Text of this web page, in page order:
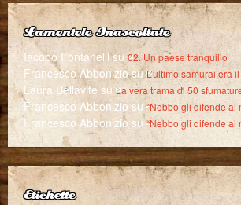
Lamentele Inascoltate
Iacopo Fontanellisu02. Un paese tranquillo
Francesco AbboniziosuL’ultimo samurai era
Laura Bellavite su La vera trama di 50
Francesco Abbonizio su“Nebbo gli difende ai
Francesco Abbonizio su“Nebbo gli difende ai
Etichette